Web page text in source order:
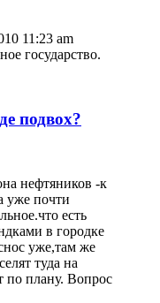
11:23 am
государство.
подвох?
нефтяников -к
уже почти
есть
в городке
уже,там же
туда на
по плану. Вопрос